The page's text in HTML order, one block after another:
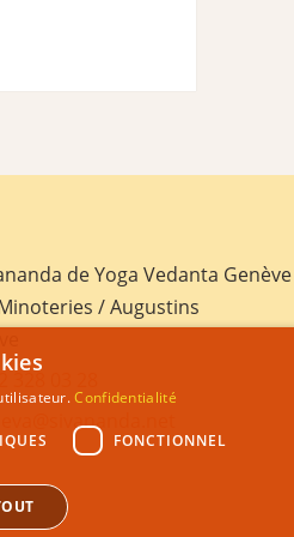
de Yoga Vedanta Genève
/ Augustins
Confidentialité
FONCTIONNEL